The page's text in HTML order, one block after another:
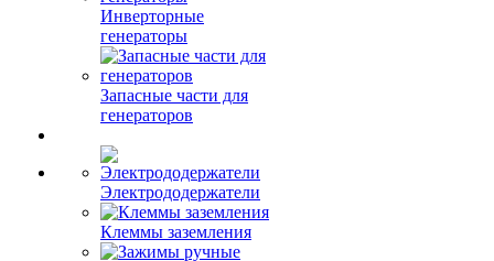
Инверторные
генераторы
Запасные части для
генераторов
Электрододержатели
Клеммы заземления